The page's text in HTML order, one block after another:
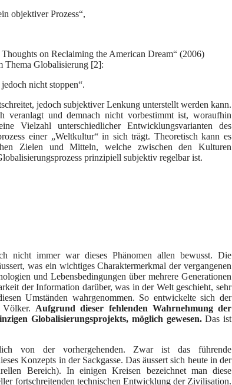
objektiver Prozess“,
on Reclaiming the American Dream“ (2006)
Thema Globalisierung [2]:
nicht stoppen“.
jedoch subjektiver Lenkung unterstellt werden kann.
veranlagt und demnach nicht vorbestimmt ist, woraufhin
Vielzahl unterschiedlicher Entwicklungsvarianten des
einer „Weltkultur“ in sich trägt. Theoretisch kann es
Zielen und Mitteln, welche zwischen den Kulturen
prinzipiell subjektiv regelbar ist.
nicht immer war dieses Phänomen allen bewusst. Die
was ein wichtiges Charaktermerkmal der vergangenen
und Lebensbedingungen über mehrere Generationen
der Information darüber, was in der Welt geschieht, sehr
Umständen wahrgenommen. So entwickelte sich der
Völker. Aufgrund dieser fehlenden Wahrnehmung der
Globalisierungsprojekts, möglich gewesen.Das ist
von der vorhergehenden. Zwar ist das führende
Konzepts in der Sackgasse. Das äussert sich heute in der
Bereich). In einigen Kreisen bezeichnet man diese
fortschreitenden technischen Entwicklung der Zivilisation.